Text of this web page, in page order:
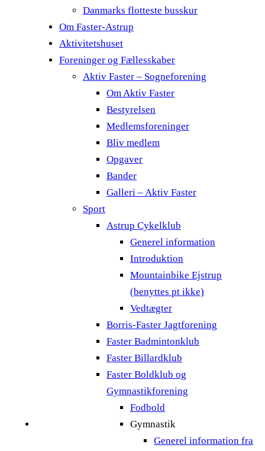
Danmarks flotteste busskur
Om Faster-Astrup
Aktivitetshuset
Foreninger og Fællesskaber
Aktiv Faster – Sogneforening
Om Aktiv Faster
Bestyrelsen
Medlemsforeninger
Bliv medlem
Opgaver
Bander
Galleri – Aktiv Faster
Sport
Astrup Cykelklub
Generel information
Introduktion
Mountainbike Ejstrup
(benyttes pt ikke)
Vedtægter
Borris-Faster Jagtforening
Faster Badmintonklub
Faster Billardklub
Faster Boldklub og
Gymnastikforening
Fodbold
Gymnastik
Generel information fra